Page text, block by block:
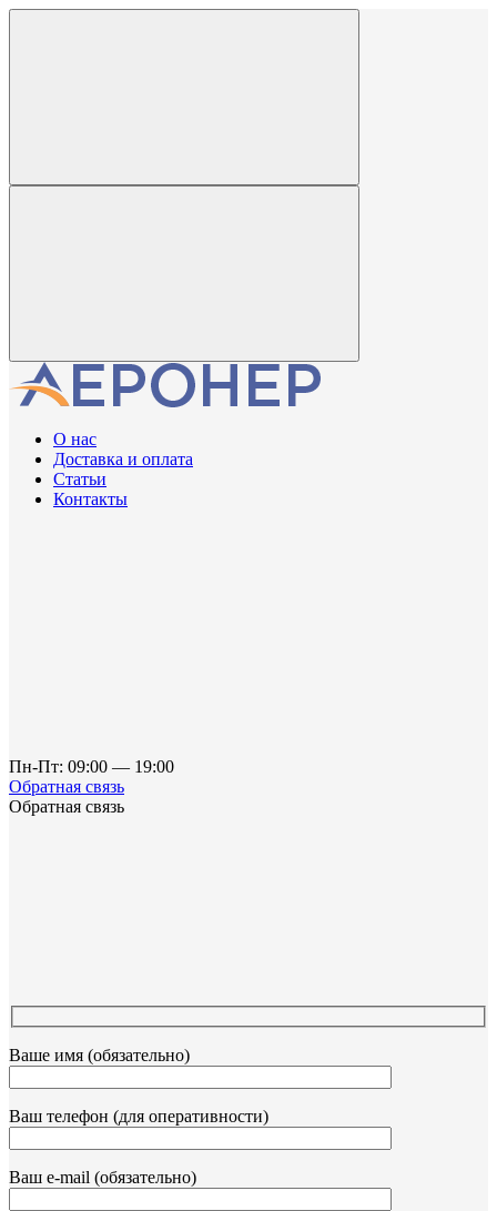
О нас
Доставка и оплата
Статьи
Контакты
Пн-Пт: 09:00 — 19:00
Обратная связь
Обратная связь
Ваше имя (обязательно)
Ваш телефон (для оперативности)
Ваш e-mail (обязательно)